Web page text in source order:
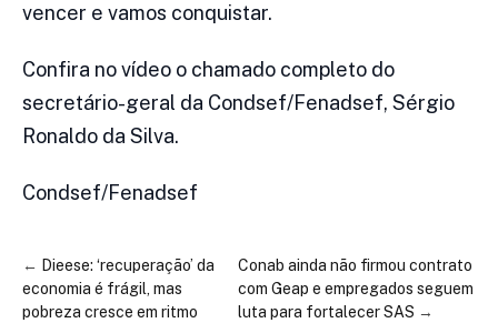
vencer e vamos conquistar.
Confira no vídeo o chamado completo do
secretário-geral da Condsef/Fenadsef, Sérgio
Ronaldo da Silva.
Condsef/Fenadsef
← Dieese: ‘recuperação’ da
economia é frágil, mas
pobreza cresce em ritmo
Conab ainda não firmou contrato
com Geap e empregados seguem
luta para fortalecer SAS →